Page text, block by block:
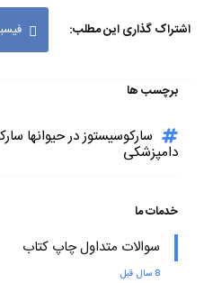
اشتراک گذاری این مطلب:
برچسب ها
سارکوسیستوز در حیوانها
دامپزشکی
خدمات ما
سوالات متداول چاپ کتاب
8 سال قبل